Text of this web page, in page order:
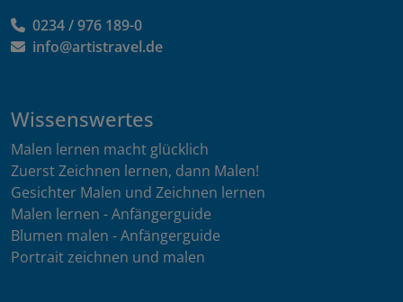
0234 / 976 189-0
info@artistravel.de
Wissenswertes
Malen lernen macht glücklich
Zuerst Zeichnen lernen, dann Malen!
Gesichter Malen und Zeichnen lernen
Malen lernen - Anfängerguide
Blumen malen - Anfängerguide
Portrait zeichnen und malen